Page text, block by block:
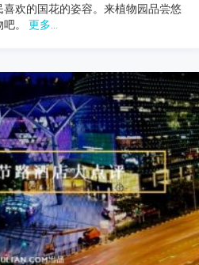
喜欢的国花的姿容。来植物园品尝悠
。 更多...